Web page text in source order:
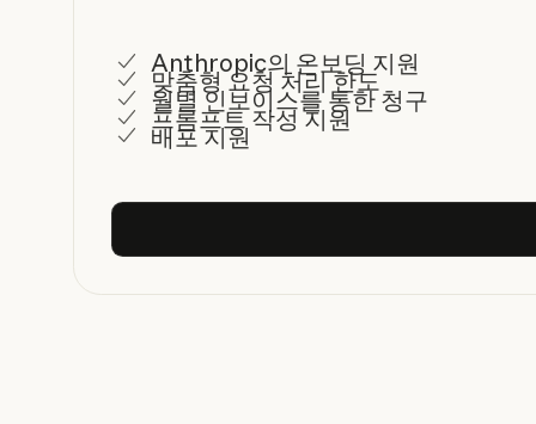
Anthropic의 온보딩 지원
맞춤형 요청 처리 한도
월별 인보이스를 통한 청구
프롬프트 작성 지원
배포 지원